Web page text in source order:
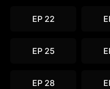
EP 22
EP 25
EP 28